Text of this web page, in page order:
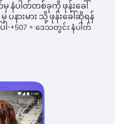
နံပါတ်တစ်ခုကို ဖုန်းခေါ်
ပနားမား သို့ ဖုန်းခေါ်ဆိုရန်
ါ-+507+ ဒေသတွင်း နံပါတ်